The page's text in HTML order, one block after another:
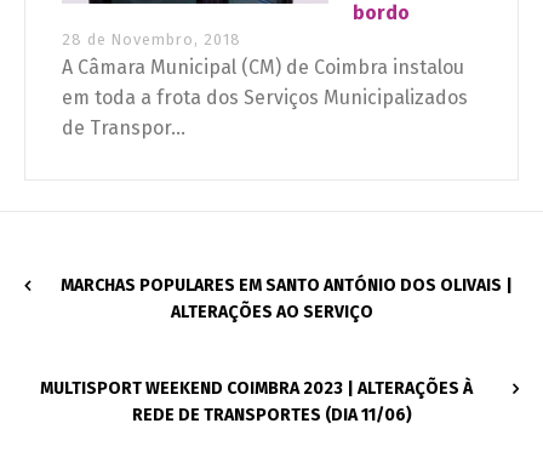
bordo
28 de Novembro, 2018
A Câmara Municipal (CM) de Coimbra instalou
em toda a frota dos Serviços Municipalizados
de Transpor...
MARCHAS POPULARES EM SANTO ANTÓNIO DOS OLIVAIS |
ALTERAÇÕES AO SERVIÇO
MULTISPORT WEEKEND COIMBRA 2023 | ALTERAÇÕES À
REDE DE TRANSPORTES (DIA 11/06)